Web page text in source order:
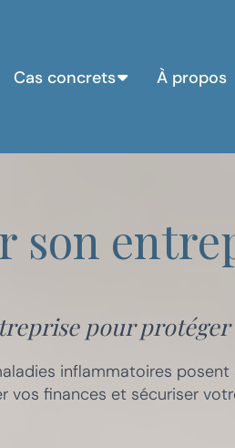
Cas concrets À propos
son
pour protéger
inflammatoires
finances et sécuriser